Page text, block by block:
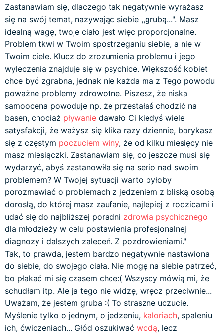
Zastanawiam się, dlaczego tak negatywnie wyrażasz
się na swój temat, nazywając siebie ,,grubą...". Masz
idealną wagę, twoje ciało jest więc proporcjonalne.
Problem tkwi w Twoim spostrzeganiu siebie, a nie w
Twoim ciele. Klucz do zrozumienia problemu i jego
wyleczenia znajduje się w psychice. Większość kobiet
chce być zgrabna, jednak nie każda ma z Tego powodu
poważne problemy zdrowotne. Piszesz, że niska
samoocena powoduje np. że przestałaś chodzić na
basen, chociaż pływanie dawało Ci kiedyś wiele
satysfakcji, że ważysz się klika razy dziennie, borykasz
się z częstym poczuciem winy, że od kilku miesięcy nie
masz miesiączki. Zastanawiam się, co jeszcze musi się
wydarzyć, abyś zastanowiła się na serio nad swoim
problemem? W Twojej sytuacji warto byłoby
porozmawiać o problemach z jedzeniem z bliską osobą
dorosłą, do której masz zaufanie, najlepiej z rodzicami i
udać się do najbliższej poradni zdrowia psychicznego
dla młodzieży w celu postawienia profesjonalnej
diagnozy i dalszych zaleceń. Z pozdrowieniami."
Tak, to prawda, jestem bardzo negatywnie nastawiona
do siebie, do swojego ciała. Nie mogę na siebie patrzeć,
bo płakać mi się czasem chce:( Wszyscy mówią mi, że
schudłam itp. Ale ja tego nie widzę, wręcz przeciwnie...
Uważam, że jestem gruba :( To straszne uczucie.
Myślenie tylko o jednym, o jedzeniu, kaloriach, spaleniu
ich, ćwiczeniach... Głód oszukiwać wodą, lecz